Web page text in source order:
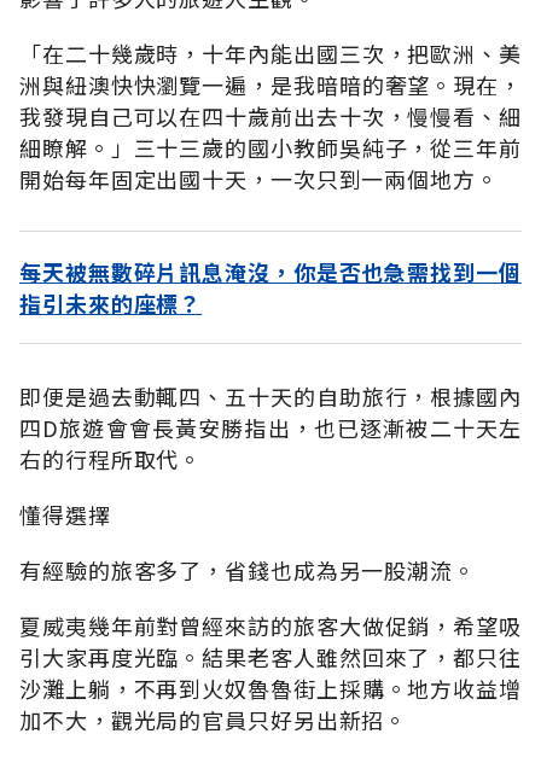
「在二十幾歲時，十年內能出國三次，把歐洲、美
洲與紐澳快快瀏覽一遍，是我暗暗的奢望。現在，
我發現自己可以在四十歲前出去十次，慢慢看、細
細瞭解。」三十三歲的國小教師吳純子，從三年前
開始每年固定出國十天，一次只到一兩個地方。
每天被無數碎片訊息淹沒，你是否也急需找到一個
指引未來的座標？
即便是過去動輒四、五十天的自助旅行，根據國內
四D旅遊會會長黃安勝指出，也已逐漸被二十天左
右的行程所取代。
懂得選擇
有經驗的旅客多了，省錢也成為另一股潮流。
夏威夷幾年前對曾經來訪的旅客大做促銷，希望吸
引大家再度光臨。結果老客人雖然回來了，都只往
沙灘上躺，不再到火奴魯魯街上採購。地方收益增
加不大，觀光局的官員只好另出新招。